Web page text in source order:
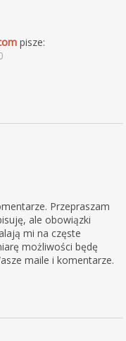
pisze:
Przepraszam
ale obowiązki
mi na częste
możliwości będę
maile i komentarze.